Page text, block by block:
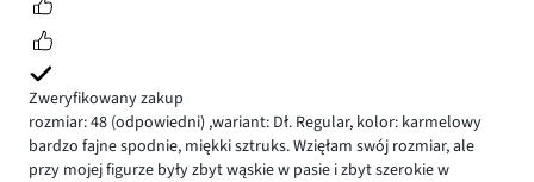
Zweryfikowany zakup
rozmiar: 48 (odpowiedni) ,wariant: Dł. Regular, kolor: karmelowy
bardzo fajne spodnie, miękki sztruks. Wzięłam swój rozmiar, ale
przy mojej figurze były zbyt wąskie w pasie i zbyt szerokie w